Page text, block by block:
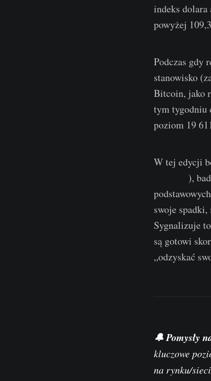
indeks dolara
powyżej
Podczas gdy
stanowisko
Bitcoin, jako
tym tygodniu
poziom 19
W tej edycji
),
swoje
Sygnalizuje
są gotowi
„odzyskać
🔔 Pomysły
kluczowe
na rynku/